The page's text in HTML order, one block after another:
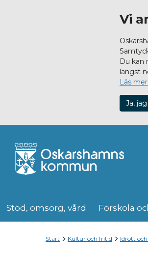
Vi
Du kan
längst
Läs
Ja,
Stöd, omsorg, vård Förskola
Start Kultur och fritid Idrott